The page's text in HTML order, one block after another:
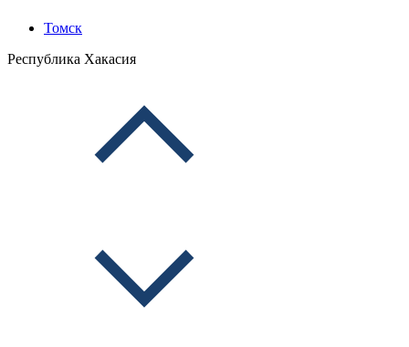
Томск
Республика Хакасия